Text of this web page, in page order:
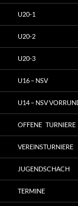
U20-1
U20-2
U20-3
U16 – NSV
U14 – NSV
OFFENE TURNIERE
VEREINSTURNIERE
JUGENDSCHACH
TERMINE